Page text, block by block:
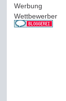
Werbung
Wettbewerber